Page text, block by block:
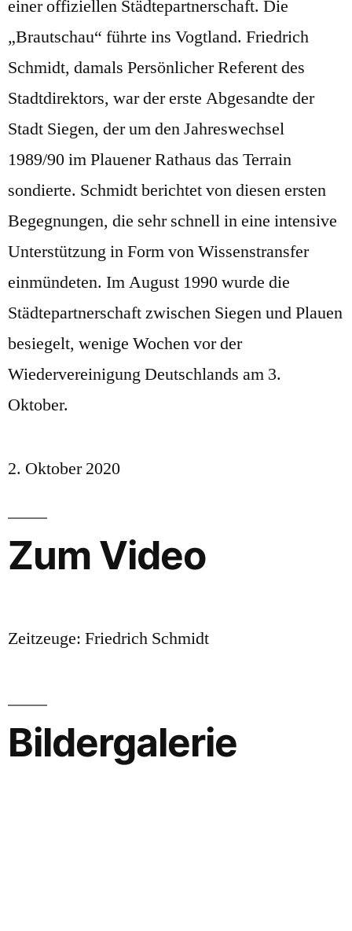
einer offiziellen Städtepartnerschaft. Die
„Brautschau“ führte ins Vogtland. Friedrich
Schmidt, damals Persönlicher Referent des
Stadtdirektors, war der erste Abgesandte der
Stadt Siegen, der um den Jahreswechsel
1989/90 im Plauener Rathaus das Terrain
sondierte. Schmidt berichtet von diesen ersten
Begegnungen, die sehr schnell in eine intensive
Unterstützung in Form von Wissenstransfer
einmündeten. Im August 1990 wurde die
Städtepartnerschaft zwischen Siegen und Plauen
besiegelt, wenige Wochen vor der
Wiedervereinigung Deutschlands am 3.
Oktober.
2. Oktober 2020
Zum Video
Zeitzeuge: Friedrich Schmidt
Bildergalerie